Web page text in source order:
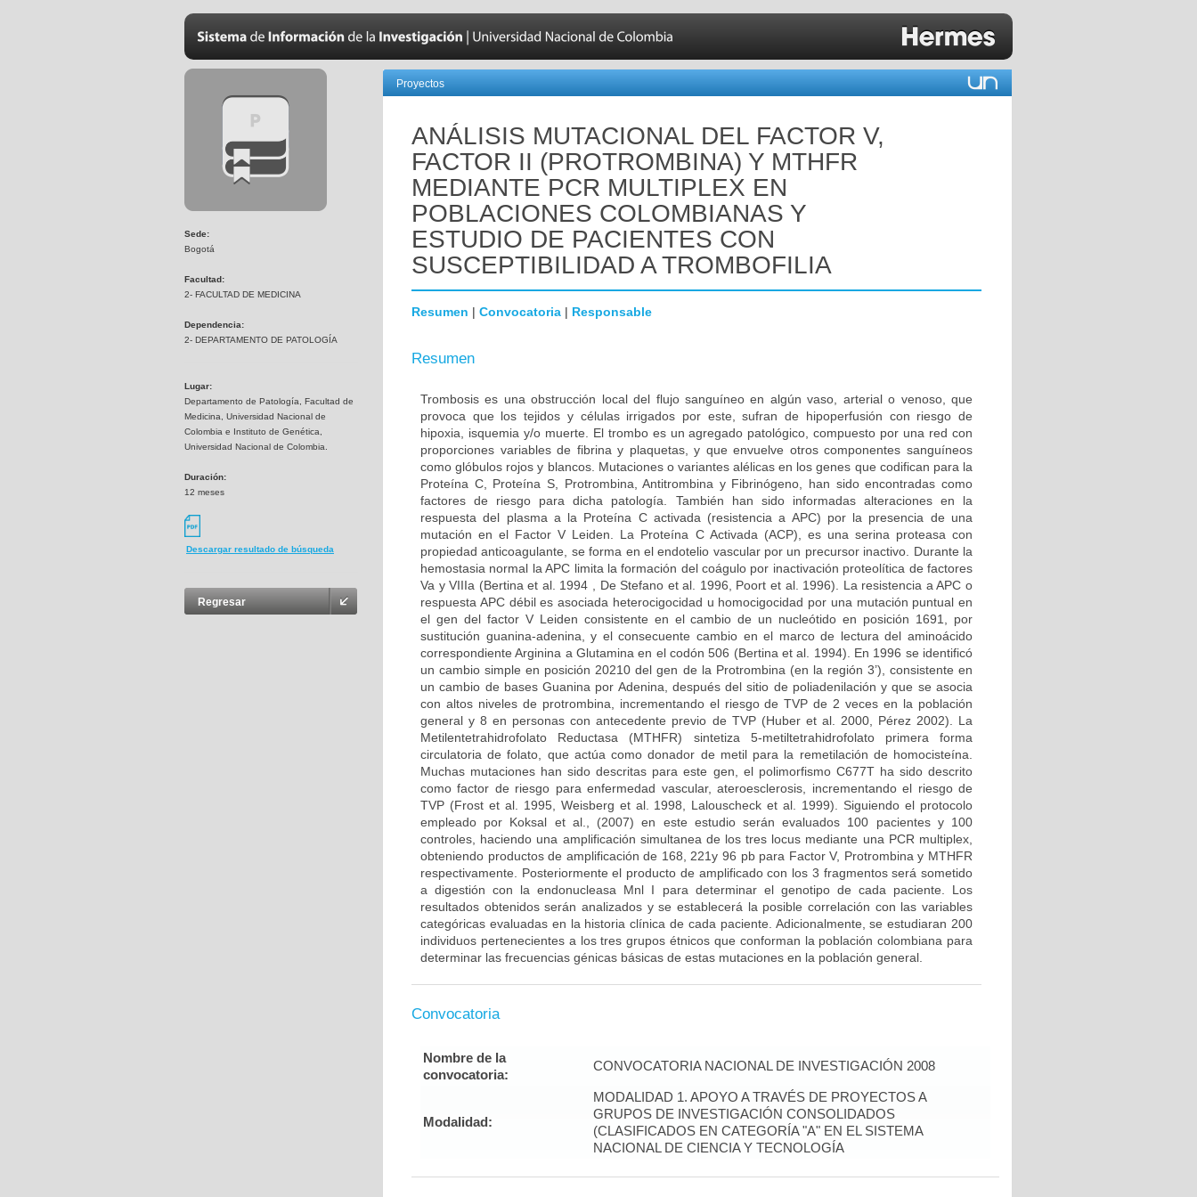
Sede:
Bogotá
Facultad:
2- FACULTAD DE MEDICINA
Dependencia:
2- DEPARTAMENTO DE PATOLOGÍA
Lugar:
Departamento de Patología, Facultad de
Medicina, Universidad Nacional de
Colombia e Instituto de Genética,
Universidad Nacional de Colombia.
Duración:
12 meses
Descargar resultado de búsqueda
Regresar
Proyectos
ANÁLISIS MUTACIONAL DEL FACTOR V,
FACTOR II (PROTROMBINA) Y MTHFR
MEDIANTE PCR MULTIPLEX EN
POBLACIONES COLOMBIANAS Y
ESTUDIO DE PACIENTES CON
SUSCEPTIBILIDAD A TROMBOFILIA
Resumen | Convocatoria | Responsable
Resumen
Trombosis es una obstrucción local del flujo sanguíneo en algún vaso, arterial o venoso, que
provoca que los tejidos y células irrigados por este, sufran de hipoperfusión con riesgo de
hipoxia, isquemia y/o muerte. El trombo es un agregado patológico, compuesto por una red con
proporciones variables de fibrina y plaquetas, y que envuelve otros componentes sanguíneos
como glóbulos rojos y blancos. Mutaciones o variantes alélicas en los genes que codifican para la
Proteína C, Proteína S, Protrombina, Antitrombina y Fibrinógeno, han sido encontradas como
factores de riesgo para dicha patología. También han sido informadas alteraciones en la
respuesta del plasma a la Proteína C activada (resistencia a APC) por la presencia de una
mutación en el Factor V Leiden. La Proteína C Activada (ACP), es una serina proteasa con
propiedad anticoagulante, se forma en el endotelio vascular por un precursor inactivo. Durante la
hemostasia normal la APC limita la formación del coágulo por inactivación proteolítica de factores
Va y VIIIa (Bertina et al. 1994 , De Stefano et al. 1996, Poort et al. 1996). La resistencia a APC o
respuesta APC débil es asociada heterocigocidad u homocigocidad por una mutación puntual en
el gen del factor V Leiden consistente en el cambio de un nucleótido en posición 1691, por
sustitución guanina-adenina, y el consecuente cambio en el marco de lectura del aminoácido
correspondiente Arginina a Glutamina en el codón 506 (Bertina et al. 1994). En 1996 se identificó
un cambio simple en posición 20210 del gen de la Protrombina (en la región 3’), consistente en
un cambio de bases Guanina por Adenina, después del sitio de poliadenilación y que se asocia
con altos niveles de protrombina, incrementando el riesgo de TVP de 2 veces en la población
general y 8 en personas con antecedente previo de TVP (Huber et al. 2000, Pérez 2002). La
Metilentetrahidrofolato Reductasa (MTHFR) sintetiza 5-metiltetrahidrofolato primera forma
circulatoria de folato, que actúa como donador de metil para la remetilación de homocisteína.
Muchas mutaciones han sido descritas para este gen, el polimorfismo C677T ha sido descrito
como factor de riesgo para enfermedad vascular, ateroesclerosis, incrementando el riesgo de
TVP (Frost et al. 1995, Weisberg et al. 1998, Lalouscheck et al. 1999). Siguiendo el protocolo
empleado por Koksal et al., (2007) en este estudio serán evaluados 100 pacientes y 100
controles, haciendo una amplificación simultanea de los tres locus mediante una PCR multiplex,
obteniendo productos de amplificación de 168, 221y 96 pb para Factor V, Protrombina y MTHFR
respectivamente. Posteriormente el producto de amplificado con los 3 fragmentos será sometido
a digestión con la endonucleasa Mnl I para determinar el genotipo de cada paciente. Los
resultados obtenidos serán analizados y se establecerá la posible correlación con las variables
categóricas evaluadas en la historia clínica de cada paciente. Adicionalmente, se estudiaran 200
individuos pertenecientes a los tres grupos étnicos que conforman la población colombiana para
determinar las frecuencias génicas básicas de estas mutaciones en la población general.
Convocatoria
Nombre de la
convocatoria:
CONVOCATORIA NACIONAL DE INVESTIGACIÓN 2008
Modalidad:
MODALIDAD 1. APOYO A TRAVÉS DE PROYECTOS A
GRUPOS DE INVESTIGACIÓN CONSOLIDADOS
(CLASIFICADOS EN CATEGORÍA "A" EN EL SISTEMA
NACIONAL DE CIENCIA Y TECNOLOGÍA